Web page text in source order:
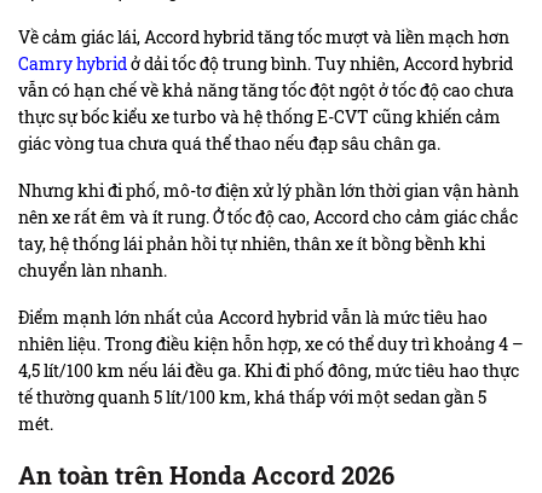
Về cảm giác lái, Accord hybrid tăng tốc mượt và liền mạch hơn
Camry hybridở dải tốc độ trung bình. Tuy nhiên, Accord hybrid
vẫn có hạn chế về khả năng tăng tốc đột ngột ở tốc độ cao chưa
thực sự bốc kiểu xe turbo và hệ thống E-CVT cũng khiến cảm
giác vòng tua chưa quá thể thao nếu đạp sâu chân ga.
Nhưng khi đi phố, mô-tơ điện xử lý phần lớn thời gian vận hành
nên xe rất êm và ít rung. Ở tốc độ cao, Accord cho cảm giác chắc
tay, hệ thống lái phản hồi tự nhiên, thân xe ít bồng bềnh khi
chuyển làn nhanh.
Điểm mạnh lớn nhất của Accord hybrid vẫn là mức tiêu hao
nhiên liệu. Trong điều kiện hỗn hợp, xe có thể duy trì khoảng 4 –
4,5 lít/100 km nếu lái đều ga. Khi đi phố đông, mức tiêu hao thực
tế thường quanh 5 lít/100 km, khá thấp với một sedan gần 5
mét.
An toàn trên Honda Accord 2026